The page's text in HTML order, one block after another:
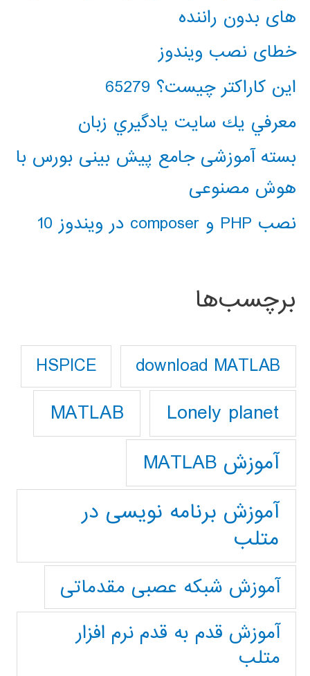
های بدون راننده
خطای نصب ویندوز
این کاراکتر چیست؟ 65279
معرفي يك سايت يادگيري زبان
بسته آموزشی جامع پیش بینی بورس با
هوش مصنوعی
نصب PHP و composer در ویندوز 10
برچسب‌ها
download MATLAB
HSPICE
Lonely planet
MATLAB
آموزش MATLAB
آموزش برنامه نویسی در
متلب
آموزش شبکه عصبی مقدماتی
آموزش قدم به قدم نرم افزار
متلب